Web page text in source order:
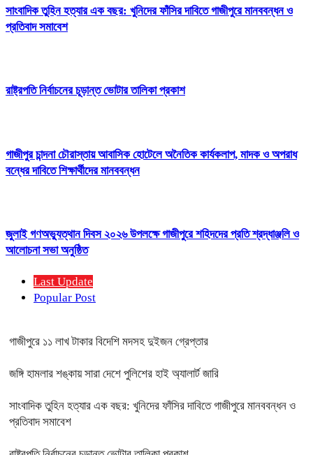
সাংবাদিক তুহিন হত্যার এক বছর: খুনিদের ফাঁসির দাবিতে গাজীপুরে মানববন্ধন ও
প্রতিবাদ সমাবেশ
রাষ্ট্রপতি নির্বাচনের চূড়ান্ত ভোটার তালিকা প্রকাশ
গাজীপুর চান্দনা চৌরাস্তায় আবাসিক হোটেলে অনৈতিক কার্যকলাপ, মাদক ও অপরাধ
বন্ধের দাবিতে শিক্ষার্থীদের মানববন্ধন
জুলাই গণঅভ্যুত্থান দিবস ২০২৬ উপলক্ষে গাজীপুরে শহিদদের প্রতি শ্রদ্ধাঞ্জলি ও
আলোচনা সভা অনুষ্ঠিত
Last Update
Popular Post
গাজীপুরে ১১ লাখ টাকার বিদেশি মদসহ দুইজন গ্রেপ্তার
জঙ্গি হামলার শঙ্কায় সারা দেশে পুলিশের হাই অ্যালার্ট জারি
সাংবাদিক তুহিন হত্যার এক বছর: খুনিদের ফাঁসির দাবিতে গাজীপুরে মানববন্ধন ও
প্রতিবাদ সমাবেশ